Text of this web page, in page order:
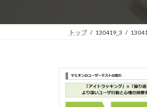
トップ 130419_3